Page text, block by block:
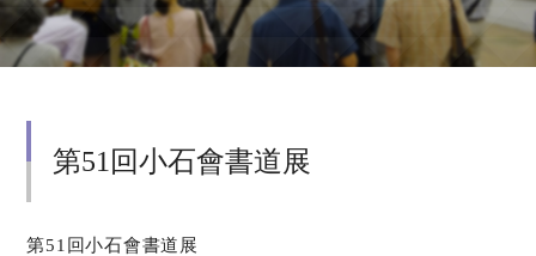
第51回小石會書道展
第51回小石會書道展
読売書法展
関連書道展